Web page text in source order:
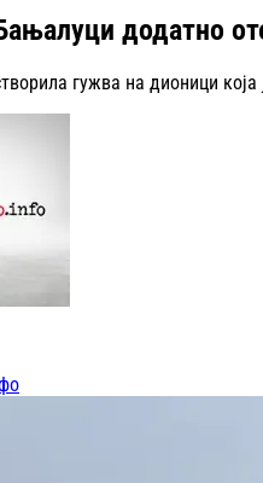
додатно
гужва на дионици